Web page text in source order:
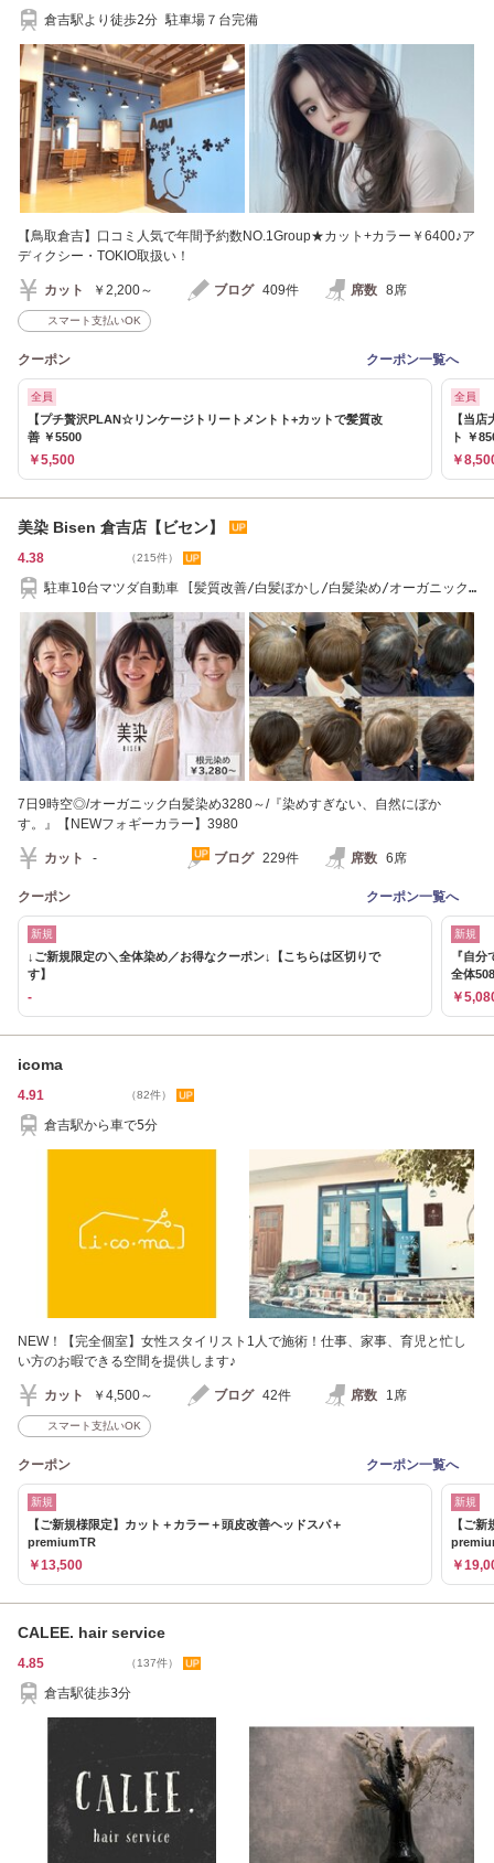
倉吉駅より徒歩2分 駐車場７台完備
【鳥取倉吉】口コミ人気で年間予約数NO.1Group★カット+カラー￥6400♪ア
ディクシー・TOKIO取扱い！
カット ￥2,200～ ブログ 409件 席数 8席
スマート支払いOK
クーポン クーポン一覧へ
全員
【プチ贅沢PLAN☆リンケージトリートメントト+カットで髪質改
善 ￥5500
￥5,500
全員
【当
ト ￥
￥
美染 Bisen 倉吉店【ビセン】
4.38 （215件）
駐車10台マツダ自動車 [髪質改善/白髪ぼかし/白髪染め/オーガニック
7日9時空◎/オーガニック白髪染め3280～/『染めすぎない、自然にぼか
す。』【NEWフォギーカラー】3980
カット - ブログ 229件 席数 6席
クーポン クーポン一覧へ
新規
↓ご新規限定の＼全体染め／お得なクーポン↓【こちらは区切りで
す】
-
新規
『自
全体
￥
icoma
4.91 （82件）
倉吉駅から車で5分
NEW！【完全個室】女性スタイリスト1人で施術！仕事、家事、育児と忙し
い方のお暇できる空間を提供します♪
カット ￥4,500～ ブログ 42件 席数 1席
スマート支払いOK
クーポン クーポン一覧へ
新規
【ご新規様限定】カット＋カラー＋頭皮改善ヘッドスパ＋
premiumTR
￥13,500
新規
【ご
￥
CALEE. hair service
4.85 （137件）
倉吉駅徒歩3分